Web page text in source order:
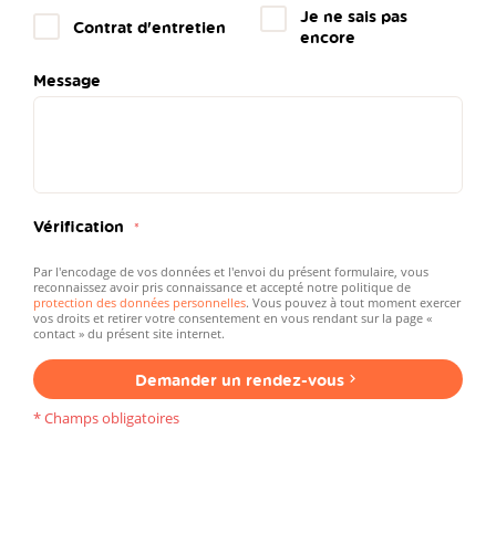
Contrat d'entretien
Je ne sais pas
encore
Message
Vérification
Par l'encodage de vos données et l'envoi du présent formulaire, vous
reconnaissez avoir pris connaissance et accepté notre politique de
protection des données personnelles. Vous pouvez à tout moment exercer
vos droits et retirer votre consentement en vous rendant sur la page «
contact » du présent site internet.
Demander un rendez-vous
* Champs obligatoires